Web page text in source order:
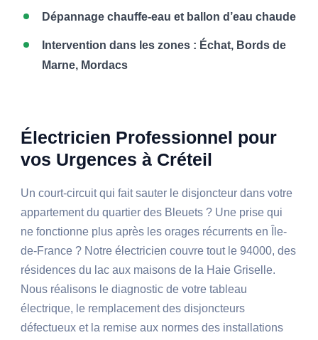
Dépannage chauffe-eau et ballon d’eau chaude
Intervention dans les zones : Échat, Bords de
Marne, Mordacs
Électricien Professionnel pour
vos Urgences à Créteil
Un court-circuit qui fait sauter le disjoncteur dans votre
appartement du quartier des Bleuets ? Une prise qui
ne fonctionne plus après les orages récurrents en Île-
de-France ? Notre électricien couvre tout le 94000, des
résidences du lac aux maisons de la Haie Griselle.
Nous réalisons le diagnostic de votre tableau
électrique, le remplacement des disjoncteurs
défectueux et la remise aux normes des installations